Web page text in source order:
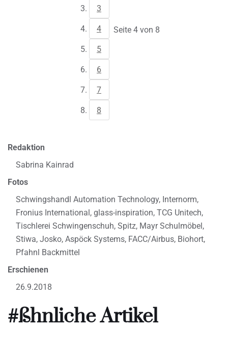
3
4
5
6
7
8
Seite 4 von 8
Redaktion
Sabrina Kainrad
Fotos
Schwingshandl Automation Technology, Internorm,
Fronius International, glass-inspiration, TCG Unitech,
Tischlerei Schwingenschuh, Spitz, Mayr Schulmöbel,
Stiwa, Josko, Aspöck Systems, FACC/Airbus, Biohort,
Pfahnl Backmittel
Erschienen
26.9.2018
#ßhnliche Artikel